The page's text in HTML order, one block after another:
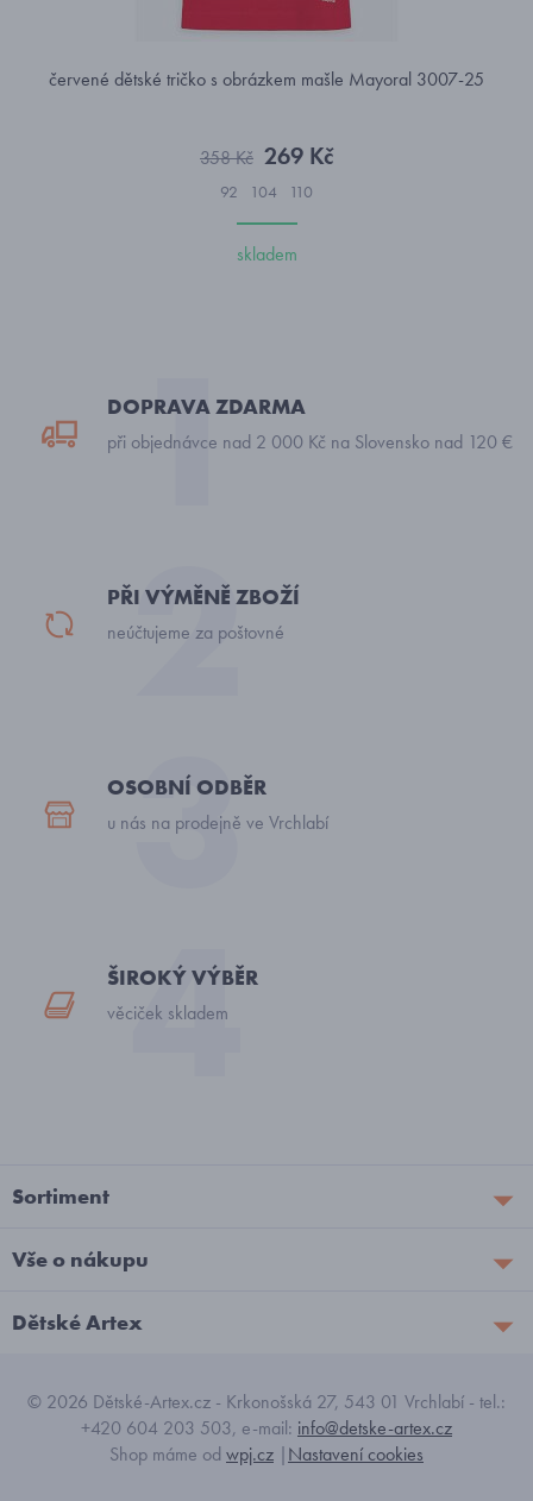
červené dětské tričko s obrázkem mašle Mayoral 3007-25
358 Kč 269 Kč
92 104 110
skladem
DOPRAVA ZDARMA
při objednávce nad 2 000 Kč na Slovensko nad 120 €
PŘI VÝMĚNĚ ZBOŽÍ
neúčtujeme za poštovné
OSOBNÍ ODBĚR
u nás na prodejně ve Vrchlabí
ŠIROKÝ VÝBĚR
věciček skladem
Sortiment
Vše o nákupu
Dětské Artex
© 2026 Dětské-Artex.cz - Krkonošská 27, 543 01 Vrchlabí - tel.:
+420 604 203 503, e-mail: info@detske-artex.cz
Shop máme od wpj.cz |Nastavení cookies